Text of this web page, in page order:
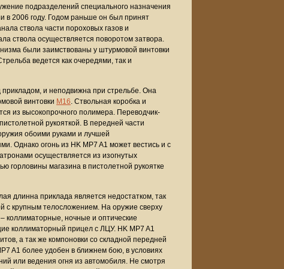
подразделений специального назначения
в 2006 году. Годом раньше он был принят
ствола части пороховых газов и
ствола осуществляется поворотом затвора.
были заимствованы у штурмовой винтовки
ведется как очередями, так и
прикладом, и неподвижна при стрельбе. Она
винтовки M16. Ствольная коробка и
из высокопрочного полимера. Переводчик-
рукояткой. В передней части
обоими руками и лучшей
Однако огонь из HK MP7 A1 может вестись и с
осуществляется из изогнутых
горловины магазина в пистолетной рукоятке
длинна приклада является недостатком, так
с крупным телосложением. На оружие сверху
коллиматорные, ночные и оптические
коллиматорный прицел с ЛЦУ. HK MP7 A1
а так же компоновки со складной передней
A1 более удобен в ближнем бою, в условиях
или ведения огня из автомобиля. Не смотря